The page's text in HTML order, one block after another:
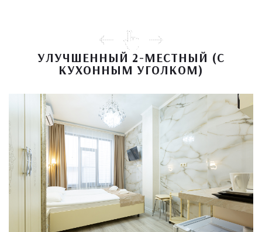
УЛУЧШЕННЫЙ 2-МЕСТНЫЙ (С
КУХОННЫМ УГОЛКОМ)